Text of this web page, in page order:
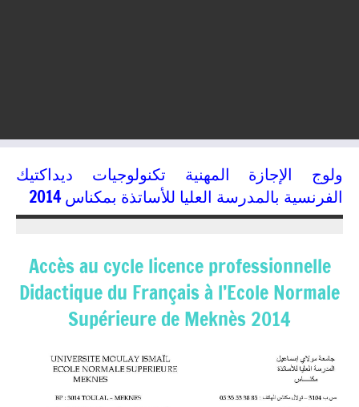
ولوج الإجازة المهنية تكنولوجيات ديداكتيك
الفرنسية بالمدرسة العليا للأساتذة بمكناس 2014
Accès au cycle licence professionnelle
Didactique du Français à l’Ecole Normale
Supérieure de Meknès 2014